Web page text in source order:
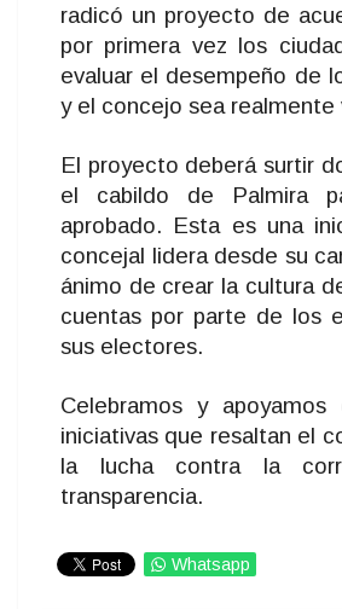
radicó un proyecto de
por primera vez los
evaluar el desempeño de
y el concejo sea realmente
El proyecto deberá surtir
el cabildo de Palmira
aprobado. Esta es una
concejal lidera desde su
ánimo de crear la cultura
cuentas por parte de los
sus electores.
Celebramos y
iniciativas que resaltan el
la lucha contra la
transparencia.
Whatsapp